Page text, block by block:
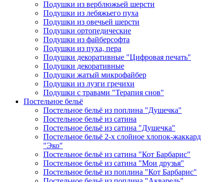
Подушки из верблюжьей шерсти
Подушки из лебяжьего пуха
Подушки из овечьей шерсти
Подушки ортопедические
Подушки из файберсофта
Подушки из пуха, пера
Подушки декоративные "Цифровая печать"
Подушки декоративные
Подушки жатый микрофайбер
Подушки из лузги гречихи
Подушки с травами "Терапия снов"
Постельное бельё
Постельное бельё из поплина "Душечка"
Постельное бельё из сатина
Постельное бельё из сатина "Душечка"
Постельное бельё 2-х слойное хлопок-жаккард
"Эко"
Постельное бельё из сатина "Кот Барбарис"
Постельное бельё из сатина "Мои друзья"
Постельное бельё из поплина "Кот Барбарис"